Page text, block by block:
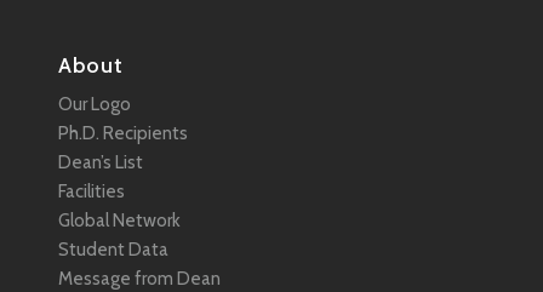
About
Our Logo
Ph.D. Recipients
Dean’s List
Facilities
Global Network
Student Data
Message from Dean